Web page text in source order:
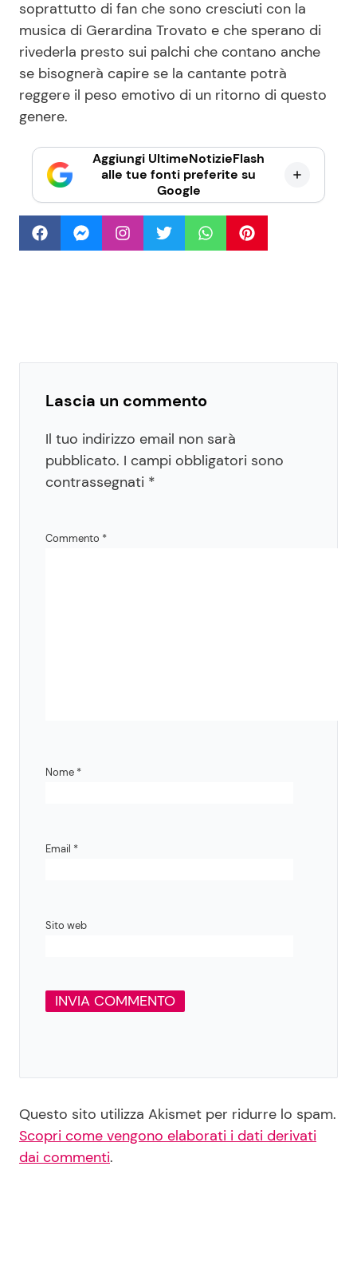
soprattutto di fan che sono cresciuti con la
musica di Gerardina Trovato e che sperano di
rivederla presto sui palchi che contano anche
se bisognerà capire se la cantante potrà
reggere il peso emotivo di un ritorno di questo
genere.
Aggiungi UltimeNotizieFlash
alle tue fonti preferite su
Google
Lascia un commento
Il tuo indirizzo email non sarà
pubblicato. I campi obbligatori sono
contrassegnati *
Commento *
Nome *
Email *
Sito web
Questo sito utilizza Akismet per ridurre lo spam.
Scopri come vengono elaborati i dati derivati
dai commenti.